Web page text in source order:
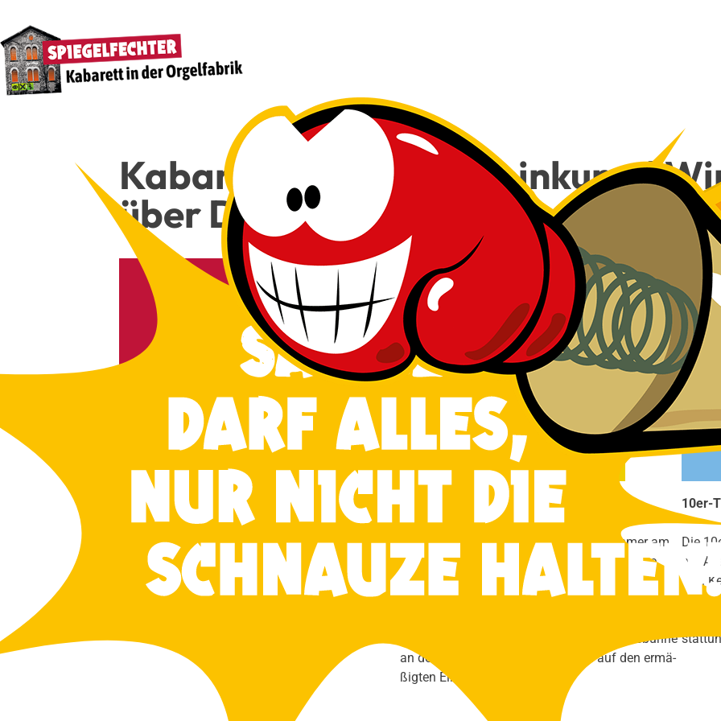
Kaba­rett, Come­dy, Klein­kunst!
über Dei­nen Besuch!
22€
Stan­dard
Ein­tritts­preis
Soviel kos­tet eine Ein­tritts­kar­te für alle Ver­an­stal­
tun­gen im Kaba­rett in der Orgel­fa­brik, sofern dies
nicht anders ange­ge­ben wur­de.
18€
Ermä­ßigt
Ermä­ßi­gun­gen erhal­ten
Schü­ler, Stu­den­ten, Erwerbs­lo­se, Teil­neh­mer am
Frei­wil­li­gen Sozia­les Jahr und Aus­zu­bil­den­de.
Mit­glie­der der Volks­büh­ne erhal­ten gegen Anga­be
sowie bei Vor­la­ge des Aus­wei­ses der Volks­büh­ne
an der Abend­kas­se, 10% Nach­lass auf den ermä­
ßig­ten Ein­tritts­preis.
10er-
Die
pro
lich.
Bei
trag